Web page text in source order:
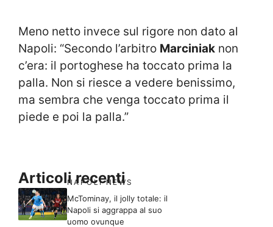
Meno netto invece sul rigore non dato al
Napoli: “Secondo l’arbitro Marciniak non
c’era: il portoghese ha toccato prima la
palla. Non si riesce a vedere benissimo,
ma sembra che venga toccato prima il
piede e poi la palla.”
Articoli recenti
NAPOLI NEWS
McTominay, il jolly totale: il
Napoli si aggrappa al suo
uomo ovunque